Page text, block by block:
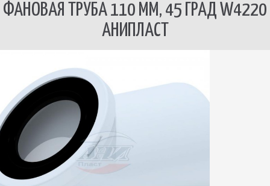
ФАНОВАЯ ТРУБА 110 ММ, 45 ГРАД W4220
АНИПЛАСТ